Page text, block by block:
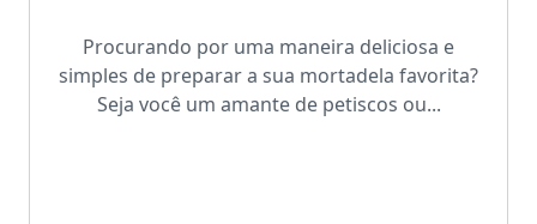
Procurando por uma maneira deliciosa e
simples de preparar a sua mortadela favorita?
Seja você um amante de petiscos ou...